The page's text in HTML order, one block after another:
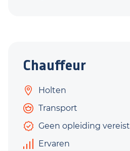
Chauffeur
Holten
Transport
Geen opleiding vereist
Ervaren